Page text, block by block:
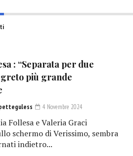
: “Separata per due
più grande
4 Novembre 2024
Follesa e Valeria Graci
schermo di Verissimo, sembra
indietro...